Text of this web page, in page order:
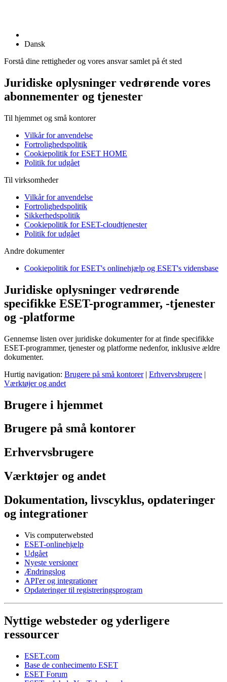
Dansk
Forstå dine rettigheder og vores ansvar samlet på ét sted
Juridiske oplysninger vedrørende vores
abonnementer og tjenester
Til hjemmet og små kontorer
Vilkår for anvendelse
Fortrolighedspolitik
Cookiepolitik for ESET HOME
Politik for udgået
Til virksomheder
Vilkår for anvendelse
Fortrolighedspolitik
Sikkerhedspolitik
Cookiepolitik for ESET-cloudtjenester
Politik for udgået
Andre dokumenter
Cookiepolitik for ESET's onlinehjælp og ESET's vidensbase
Juridiske oplysninger vedrørende
specifikke ESET-programmer, -tjenester
og -platforme
Gennemse listen over juridiske dokumenter for at finde specifikke
ESET-programmer, tjenester og platforme nedenfor, inklusive ældre
dokumenter.
Hurtig navigation: Brugere på små kontorer| Erhvervsbrugere |
Værktøjer og andet
Brugere i hjemmet
Brugere på små kontorer
Erhvervsbrugere
Værktøjer og andet
Dokumentation, livscyklus, opdateringer
og integrationer
Vis computerwebsted
ESET-onlinehjælp
Udgået
Nyeste versioner
Ændringslog
API'er og integrationer
Opdateringer til registreringsprogram
Nyttige websteder og yderligere
ressourcer
ESET.com
Base de conhecimento ESET
ESET Forum